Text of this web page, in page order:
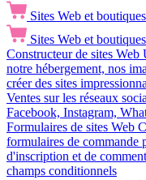
Sites Web et
Sites Web et
Constructeur de sites Web
notre hébergement, nos
créer des sites
Ventes sur les réseaux
Facebook, Instagram,
Formulaires de sites Web
formulaires de commande
d'inscription et de
champs conditionnels